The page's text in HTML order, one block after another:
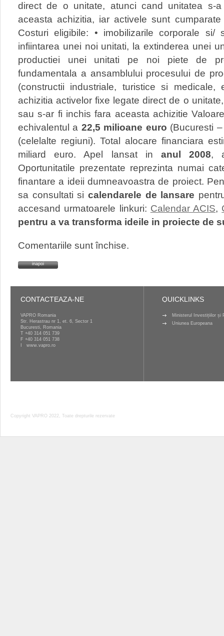
direct de o unitate, atunci cand unitatea s-
aceasta achizitia, iar activele sunt
Costuri eligibile: • imobilizarile corporale si/
infiintarea unei noi unitati, la extinderea unei
productiei unei unitati pe noi piete de
fundamentala a ansamblului procesului de
(constructii industriale, turistice si medicale,
achizitia activelor fixe legate direct de o
sau s-ar fi inchis fara aceasta achizitie
echivalentul a 22,5 milioane euro (Bucuresti
(celelalte regiuni). Total alocare financiara
miliard euro. Apel lansat in anul 2008,
Oportunitatile prezentate reprezinta numai
finantare a ideii dumneavoastra de proiect.
sa consultati si calendarele de lansare
accesand urmatoarele linkuri: Calendar ACIS,
pentru a va transforma ideile in proiecte de
Comentariile sunt închise.
inapoi
CONTACTEAZA-NE
VAPRO Romania
Str. Herastrau nr 1, et. 6, Sector 1
Bucuresti, Romania
T +40 314 051 739
F +40 314 051 738
www.vapro.ro
QUICKLINKS
Ministerul Investițiilor și
Uniunea Europeana
Copyright VAPRO 2022, Toate drepturile rezervate